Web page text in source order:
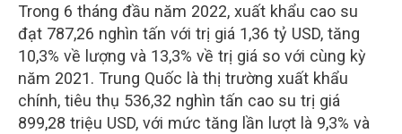
Trong 6 tháng đầu năm 2022, xuất khẩu cao su
đạt 787,26 nghìn tấn với trị giá 1,36 tỷ USD, tăng
10,3% về lượng và 13,3% về trị giá so với cùng kỳ
năm 2021. Trung Quốc là thị trường xuất khẩu
chính, tiêu thụ 536,32 nghìn tấn cao su trị giá
899,28 triệu USD, với mức tăng lần lượt là 9,3% và